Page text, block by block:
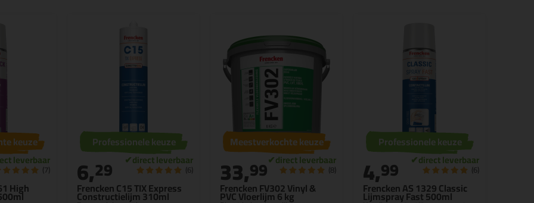
High
keuze
(7)
Frencken C15 TIX Express
Constructielijm 310ml
Professionele keuze
6,29 (6)
Frencken FV302 Vinyl &
PVC Vloerlijm 6 kg
Meestverkochte keuze
33,99 (8)
Frencken AS 1329 Classic
Lijmspray Fast 500ml
Professionele keuze
4,99 (6)